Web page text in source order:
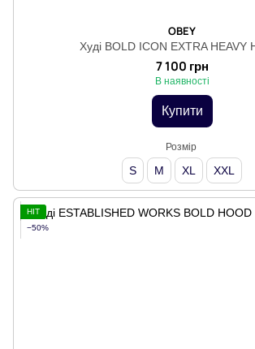
OBEY
Худі BOLD ICON EXTRA HEAVY
7 100 грн
В наявності
Купити
Розмір
S M XL XXL
HIT
−50%